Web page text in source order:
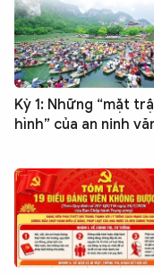
Kỳ 1: Những “mặt
hình” của an ninh